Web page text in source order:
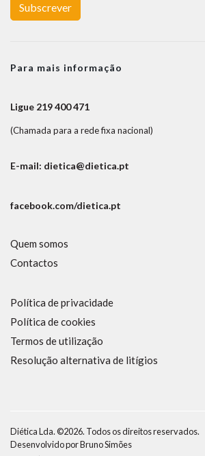
Subscrever
Para mais informação
Ligue 219 400 471
(Chamada para a rede fixa nacional)
E-mail: dietica@dietica.pt
facebook.com/dietica.pt
Quem somos
Contactos
Política de privacidade
Política de cookies
Termos de utilização
Resolução alternativa de litígios
Diética Lda. ©2026. Todos os direitos reservados.
Desenvolvido porBruno Simões